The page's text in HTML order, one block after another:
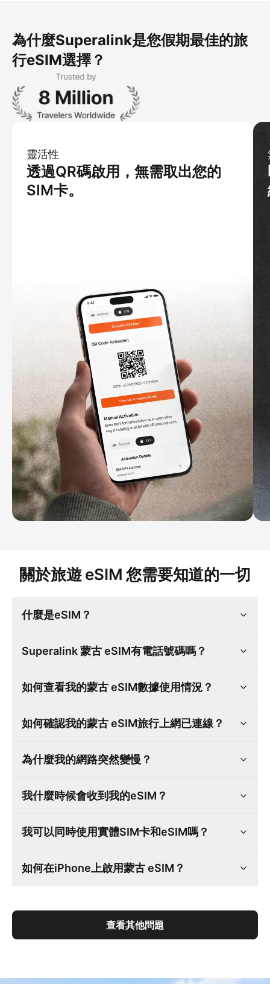
為什麼Superalink是您假期最佳的旅
行eSIM選擇？
靈活性
透過QR碼啟用，無需取出您的
SIM卡。
關於旅遊 eSIM 您需要知道的一切
什麼是eSIM？
Superalink 蒙古 eSIM有電話號碼嗎？
如何查看我的蒙古 eSIM數據使用情況？
如何確認我的蒙古 eSIM旅行上網已連線？
為什麼我的網路突然變慢？
我什麼時候會收到我的eSIM？
我可以同時使用實體SIM卡和eSIM嗎？
如何在iPhone上啟用蒙古 eSIM？
查看其他問題